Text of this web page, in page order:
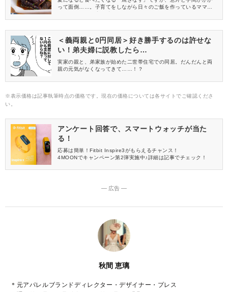
って面倒……。子育てをしながら日々のご飯を作っているママに
で今回ご紹介するのが、電子レンジで調理可能な「焼きなす」レ
ロ！ぜひ、作ってみてくださいね。
＜義両親と0円同居＞好き勝手するのは許せな
い！弟夫婦に説教したら…
実家の親と、弟家族が始めた二世帯住宅での同居。だんだんと両
親の元気がなくなってきて……！？
※表示価格は記事執筆時点の価格です。現在の価格については各サイトでご確認くださ
い。
アンケート回答で、スマートウォッチが当た
る！
応募は簡単！Fitbit Inspire3がもらえるチャンス！
4MOONでキャンペーン第2弾実施中♪詳細は記事でチェック！
― 広告 ―
秋間 恵璃
＊元アパレルブランドディレクター・デザイナー・プレス